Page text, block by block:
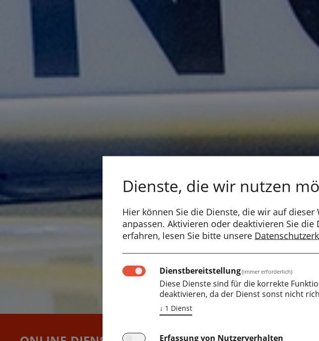
Dienste, die wir nutzen
Hier können Sie die Dienste, die wir auf
anpassen. Aktivieren oder deaktivieren Sie
erfahren, lesen Sie bitte unsere
Dienstbereitstellung(immer erforderlich)
Diese Dienste sind für die korrekte
deaktivieren, da der Dienst sonst nicht
↓ 1 Dienst
Erfassung von Nutzerverhalten